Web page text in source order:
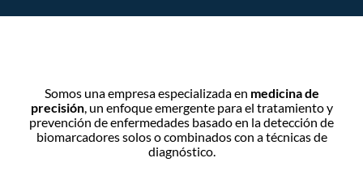
Somos una empresa especializada en medicina de
precisión, un enfoque emergente para el tratamiento y
prevención de enfermedades basado en la detección de
biomarcadores solos o combinados con a técnicas de
diagnóstico.